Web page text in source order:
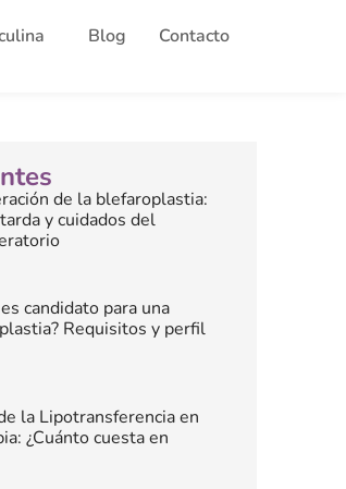
Blog Contacto
de la blefaroplastia:
y cuidados del
candidato para una
Requisitos y perfil
la Lipotransferencia en
¿Cuánto cuesta en